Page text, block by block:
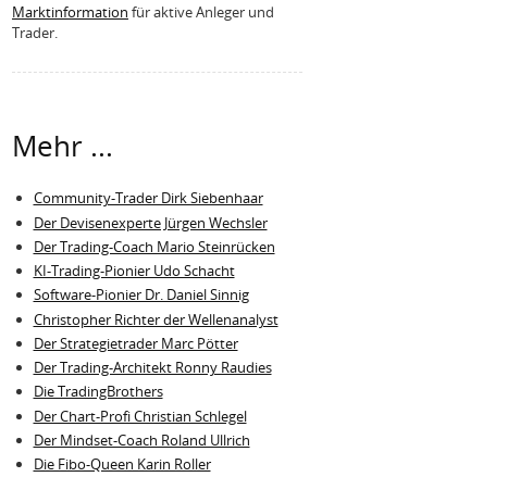
Marktinformation für aktive Anleger und
Trader.
Mehr ...
Community-Trader Dirk Siebenhaar
Der Devisenexperte Jürgen Wechsler
Der Trading-Coach Mario Steinrücken
KI-Trading-Pionier Udo Schacht
Software-Pionier Dr. Daniel Sinnig
Christopher Richter der Wellenanalyst
Der Strategietrader Marc Pötter
Der Trading-Architekt Ronny Raudies
Die TradingBrothers
Der Chart-Profi Christian Schlegel
Der Mindset-Coach Roland Ullrich
Die Fibo-Queen Karin Roller